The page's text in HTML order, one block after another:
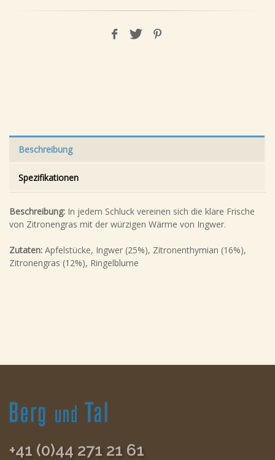
Beschreibung
Spezifikationen
Beschreibung: In jedem Schluck vereinen sich die klare Frische
von Zitronengras mit der würzigen Wärme von Ingwer.
Zutaten: Apfelstücke, Ingwer (25%), Zitronenthymian (16%),
Zitronengras (12%), Ringelblume
+41 (0)44 271 21 61